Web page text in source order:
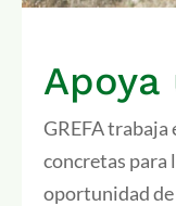
GREFA trabaja
concretas para
oportunidad de